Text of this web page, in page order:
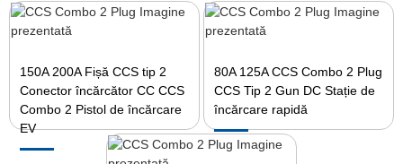
150A 200A Fișă CCS tip 2
Conector încărcător CC CCS
Combo 2 Pistol de încărcare
EV
80A 125A CCS Combo 2 Plug
CCS Tip 2 Gun DC Stație de
încărcare rapidă